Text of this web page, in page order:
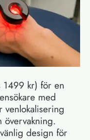
kr) för en
med
venlokalisering
övervakning.
design för